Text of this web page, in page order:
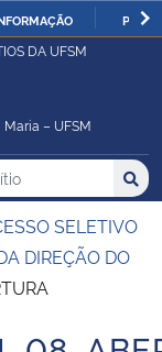
DA UFSM
– UFSM
no Sítio
SELETIVO
DIREÇÃO DO